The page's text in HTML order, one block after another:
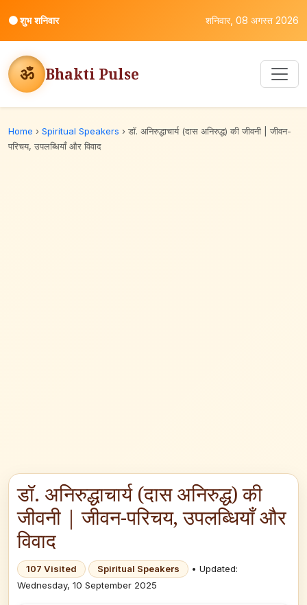
⚫शुभ शनिवार शनिवार, 08 अगस्त 2026
ॐ Bhakti Pulse
Home › Spiritual Speakers › डॉ. अनिरुद्धाचार्य (दास अनिरुद्ध) की जीवनी | जीवन-
परिचय, उपलब्धियाँ और विवाद
डॉ. अनिरुद्धाचार्य (दास अनिरुद्ध) की
जीवनी | जीवन-परिचय, उपलब्धियाँ और
विवाद
107 Visited Spiritual Speakers
• Updated:
Wednesday, 10 September 2025